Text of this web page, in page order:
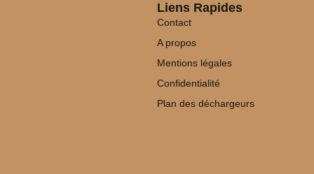
Liens Rapides
Contact
A propos
Mentions légales
Confidentialité
Plan des déchargeurs